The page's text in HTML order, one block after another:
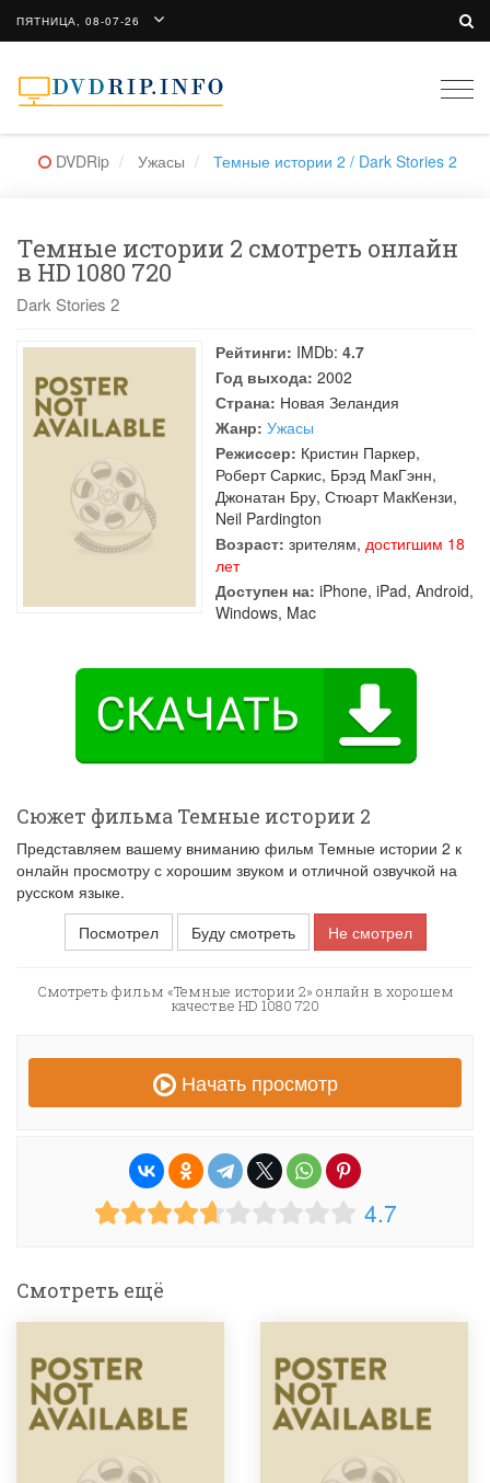
ПЯТНИЦА, 08-07-26
DVDRip Ужасы Темные истории 2 / Dark Stories 2
Темные истории 2 смотреть онлайн
в HD 1080 720
Dark Stories 2
Рейтинги: IMDb: 4.7
Год выхода: 2002
Страна: Новая Зеландия
Жанр: Ужасы
Режиссер: Кристин Паркер,
Роберт Саркис, Брэд МакГэнн,
Джонатан Бру, Стюарт МакКензи,
Neil Pardington
Возраст: зрителям, достигшим 18
лет
Доступен на: iPhone, iPad, Android,
Windows, Mac
Сюжет фильма Темные истории 2
Представляем вашему вниманию фильм Темные истории 2 к
онлайн просмотру с хорошим звуком и отличной озвучкой на
русском языке.
Посмотрел
Буду смотреть Не смотрел
Смотреть фильм «Темные истории 2» онлайн в хорошем
качестве HD 1080 720
Начать просмотр
4.7
Смотреть ещё